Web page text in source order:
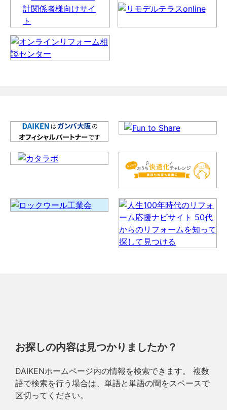
お探しの内容は見つかりましたか？
DAIKENホームページ内の情報を検索できます。 複数
語で検索を行う場合は、単語と単語の間をスペースで
区切ってください。